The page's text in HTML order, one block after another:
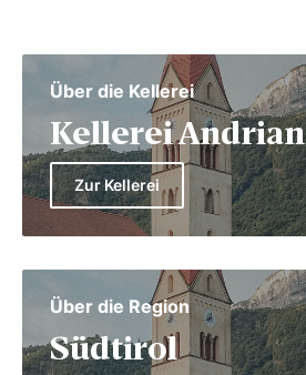
Über die Kellerei
Kellerei Andrian
Zur Kellerei
Über die Region
Südtirol